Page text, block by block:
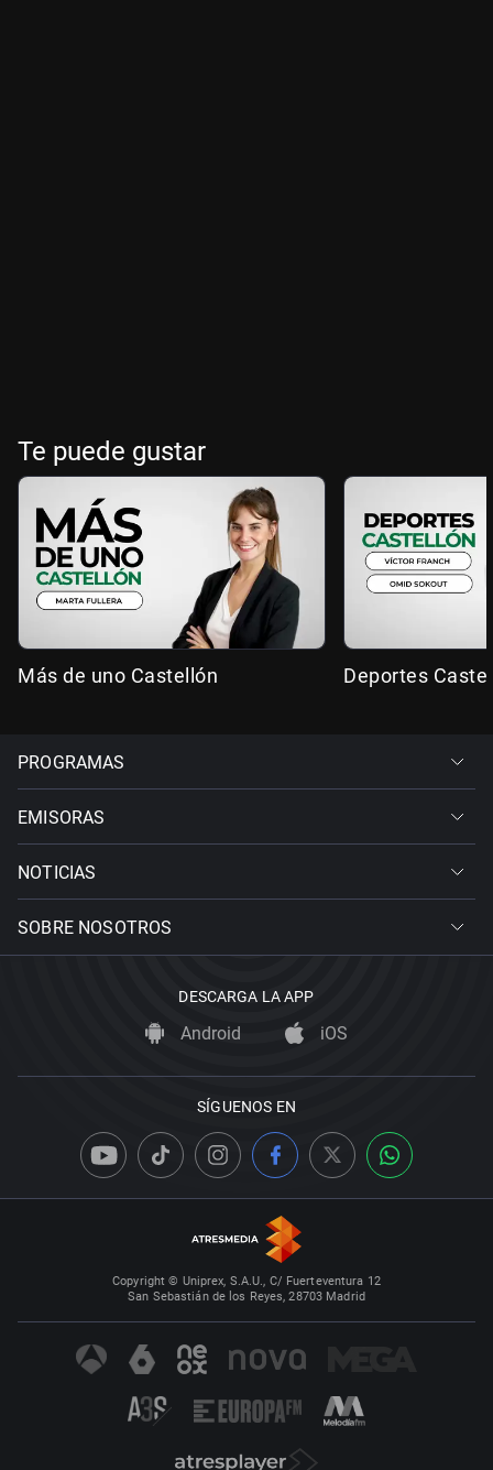
Te puede gustar
Más de uno Castellón Deportes
PROGRAMAS
EMISORAS
NOTICIAS
SOBRE NOSOTROS
DESCARGA LA APP
Android iOS
SÍGUENOS EN
Copyright © Uniprex, S.A.U., C/ Fuerteventura 12
San Sebastián de los Reyes, 28703 Madrid